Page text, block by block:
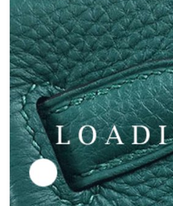
6049389/鞋子 来自于 汤姆福特/TOM
联系我们获得价格